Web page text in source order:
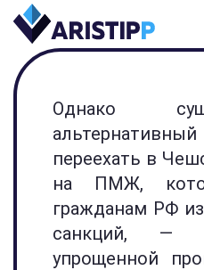
Однако
переехать в
на ПМЖ,
гражданам РФ
санкций, —
упрощенной